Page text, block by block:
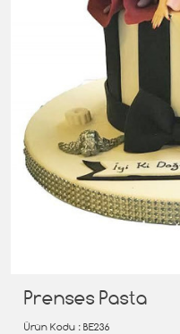
Prenses Pasta
Ürün Kodu : BE236